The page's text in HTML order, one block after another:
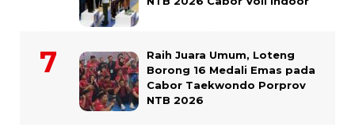
Raih Juara Umum, Loteng
Borong 16 Medali Emas pada
Cabor Taekwondo Porprov
NTB 2026